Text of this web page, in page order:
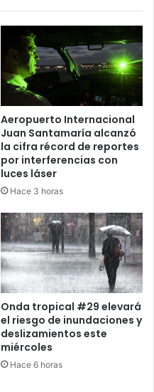
Aeropuerto Internacional
Juan Santamaría alcanzó
la cifra récord de reportes
por interferencias con
luces láser
Hace 3 horas
Onda tropical #29 elevará
el riesgo de inundaciones y
deslizamientos este
miércoles
Hace 6 horas